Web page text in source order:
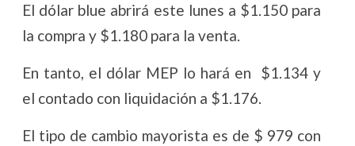
El dólar blue abrirá este lunes a $1.150 para
la compra y $1.180 para la venta.
En tanto, el dólar MEP lo hará en $1.134 y
el contado con liquidación a $1.176.
El tipo de cambio mayorista es de $ 979 con